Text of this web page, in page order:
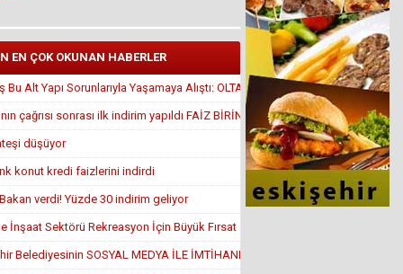
EN ÇOK OKUNAN HABERLER
Bu Alt Yapı Sorunlarıyla Yaşamaya Alıştı: OLTA ATTILAR
çağrısı sonrası ilk indirim yapıldı FAİZ BİRİN ALTINDA
düşüyor
konut kredi faizlerini indirdi
verdi! Yüzde 30 indirim geliyor
İnşaat Sektörü Rekreasyon İçin Büyük Fırsat
Belediyesinin SOSYAL MEDYA İLE İMTİHANI